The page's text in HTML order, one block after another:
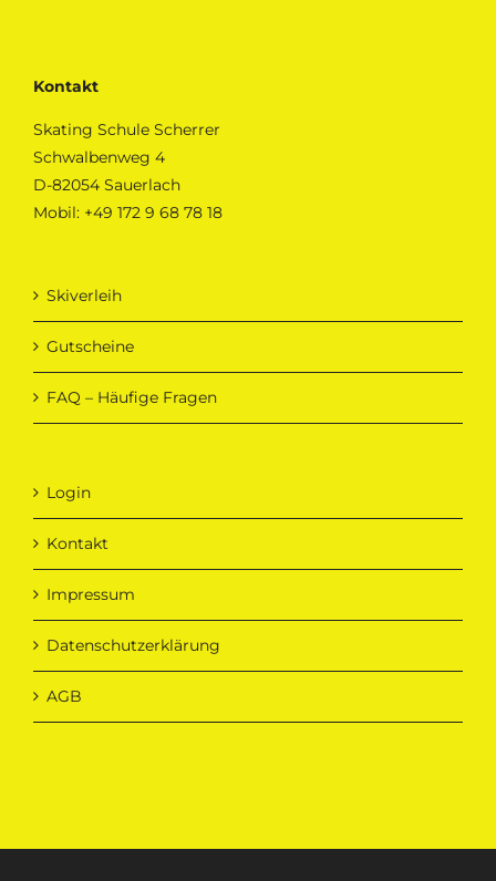
Kontakt
Skating Schule Scherrer
Schwalbenweg 4
D-82054 Sauerlach
Mobil: +49 172 9 68 78 18
Skiverleih
Gutscheine
FAQ – Häufige Fragen
Login
Kontakt
Impressum
Datenschutzerklärung
AGB